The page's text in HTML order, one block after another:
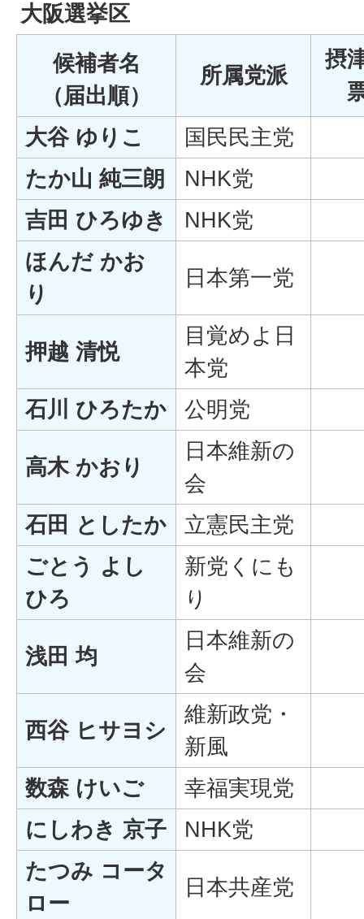
大阪選挙区
候補者名
（届出順）
所属党派
摂
大谷 ゆりこ
国民民主党
たか山 純三朗
NHK党
吉田 ひろゆき
NHK党
ほんだ かお
り
日本第一党
押越 清悦
目覚めよ日
本党
石川 ひろたか
公明党
高木 かおり
日本維新の
会
石田 としたか 立憲民主党
ごとう よし
ひろ
新党くにも
り
浅田 均
日本維新の
会
西谷 ヒサヨシ
維新政党・
新風
数森 けいご
幸福実現党
にしわき 京子
NHK党
たつみ コータ
ロー
日本共産党